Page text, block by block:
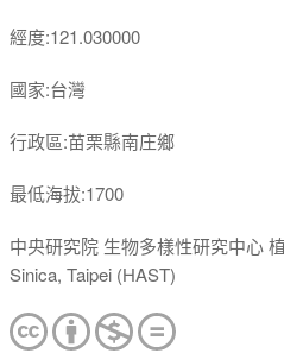
經度:121.030000
國家:台灣
行政區:苗栗縣南庄鄉
最低海拔:1700
中央研究院 生物多樣性研究中心
Sinica, Taipei (HAST)